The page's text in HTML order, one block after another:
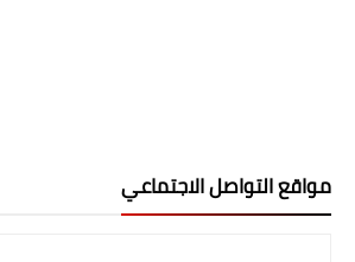
مواقع التواصل الاجتماعي